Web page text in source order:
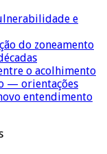
e
do zoneamento
o acolhimento
— orientações
entendimento